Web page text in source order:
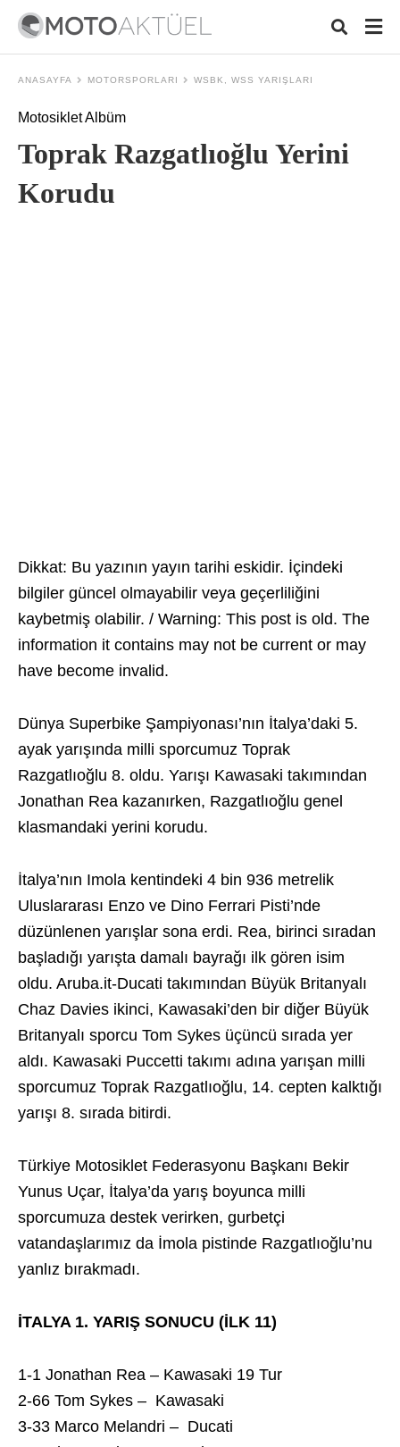
ANASAYFA MOTORSPORLARI WSBK, WSS YARIŞLARI
Motosiklet Albüm
Toprak Razgatlıoğlu Yerini
Korudu
Dikkat: Bu yazının yayın tarihi eskidir. İçindeki
bilgiler güncel olmayabilir veya geçerliliğini
kaybetmiş olabilir. / Warning: This post is old. The
information it contains may not be current or may
have become invalid.
Dünya Superbike Şampiyonası’nın İtalya’daki 5.
ayak yarışında milli sporcumuz Toprak
Razgatlıoğlu 8. oldu. Yarışı Kawasaki takımından
Jonathan Rea kazanırken, Razgatlıoğlu genel
klasmandaki yerini korudu.
İtalya’nın Imola kentindeki 4 bin 936 metrelik
Uluslararası Enzo ve Dino Ferrari Pisti’nde
düzünlenen yarışlar sona erdi. Rea, birinci sıradan
başladığı yarışta damalı bayrağı ilk gören isim
oldu. Aruba.it-Ducati takımından Büyük Britanyalı
Chaz Davies ikinci, Kawasaki’den bir diğer Büyük
Britanyalı sporcu Tom Sykes üçüncü sırada yer
aldı. Kawasaki Puccetti takımı adına yarışan milli
sporcumuz Toprak Razgatlıoğlu, 14. cepten kalktığı
yarışı 8. sırada bitirdi.
Türkiye Motosiklet Federasyonu Başkanı Bekir
Yunus Uçar, İtalya’da yarış boyunca milli
sporcumuza destek verirken, gurbetçi
vatandaşlarımız da İmola pistinde Razgatlıoğlu’nu
yanlız bırakmadı.
İTALYA 1. YARIŞ SONUCU (İLK 11)
1-1 Jonathan Rea – Kawasaki 19 Tur
2-66 Tom Sykes – Kawasaki
3-33 Marco Melandri – Ducati